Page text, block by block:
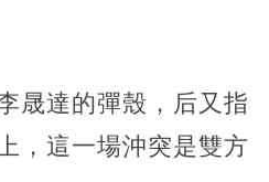
晟達的彈殼，后又指
，這一場沖突是雙方